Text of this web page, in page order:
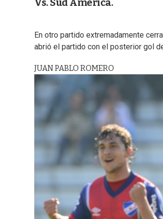
Vs. Sud América.
En otro partido extremadamente
abrió el partido con el posterior gol
JUAN PABLO ROMERO